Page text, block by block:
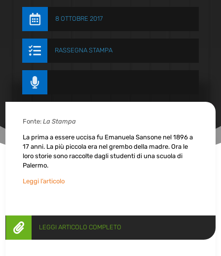
 8 OTTOBRE 2017
 RASSEGNA STAMPA

Fonte:La Stampa
La prima a essere uccisa fu Emanuela Sansone nel 1896 a
17 anni. La più piccola era nel grembo della madre. Ora le
loro storie sono raccolte dagli studenti di una scuola di
Palermo.
Leggi l’articolo
 LEGGI ARTICOLO COMPLETO